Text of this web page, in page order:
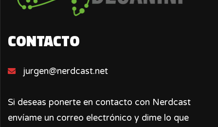
CONTACTO
jurgen@nerdcast.net
Si deseas ponerte en contacto con Nerdcast
envíame un correo electrónico y dime lo que